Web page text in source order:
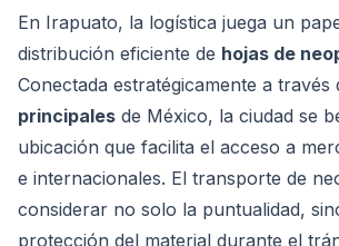
En Irapuato, la logística juega un
distribución eficiente de hojas de
Conectada estratégicamente a través
principales de México, la ciudad se
ubicación que facilita el acceso a
e internacionales. El transporte de
considerar no solo la puntualidad,
protección del material durante el